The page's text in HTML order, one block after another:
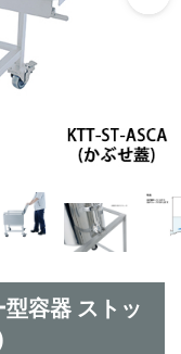
型容器 ストッ